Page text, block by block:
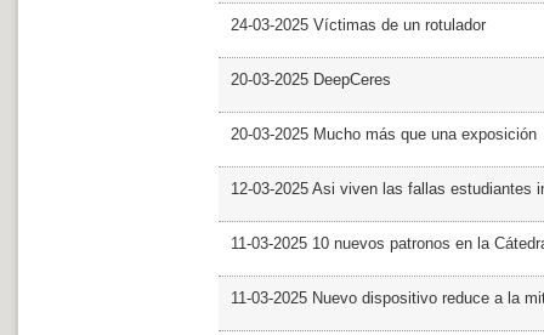
24-03-2025 Víctimas de un rotulador
20-03-2025 DeepCeres
20-03-2025 Mucho más que una exposición
12-03-2025 Asi viven las fallas estudiantes
11-03-2025 10 nuevos patronos en la
11-03-2025 Nuevo dispositivo reduce a la